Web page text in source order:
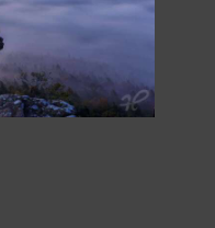
IHR BILD